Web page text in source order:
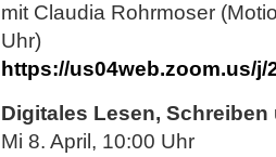
mit Claudia Rohrmoser
Uhr)
https://us04web.zoom.us/j/
Digitales Lesen,
Mi 8. April, 10:00 Uhr